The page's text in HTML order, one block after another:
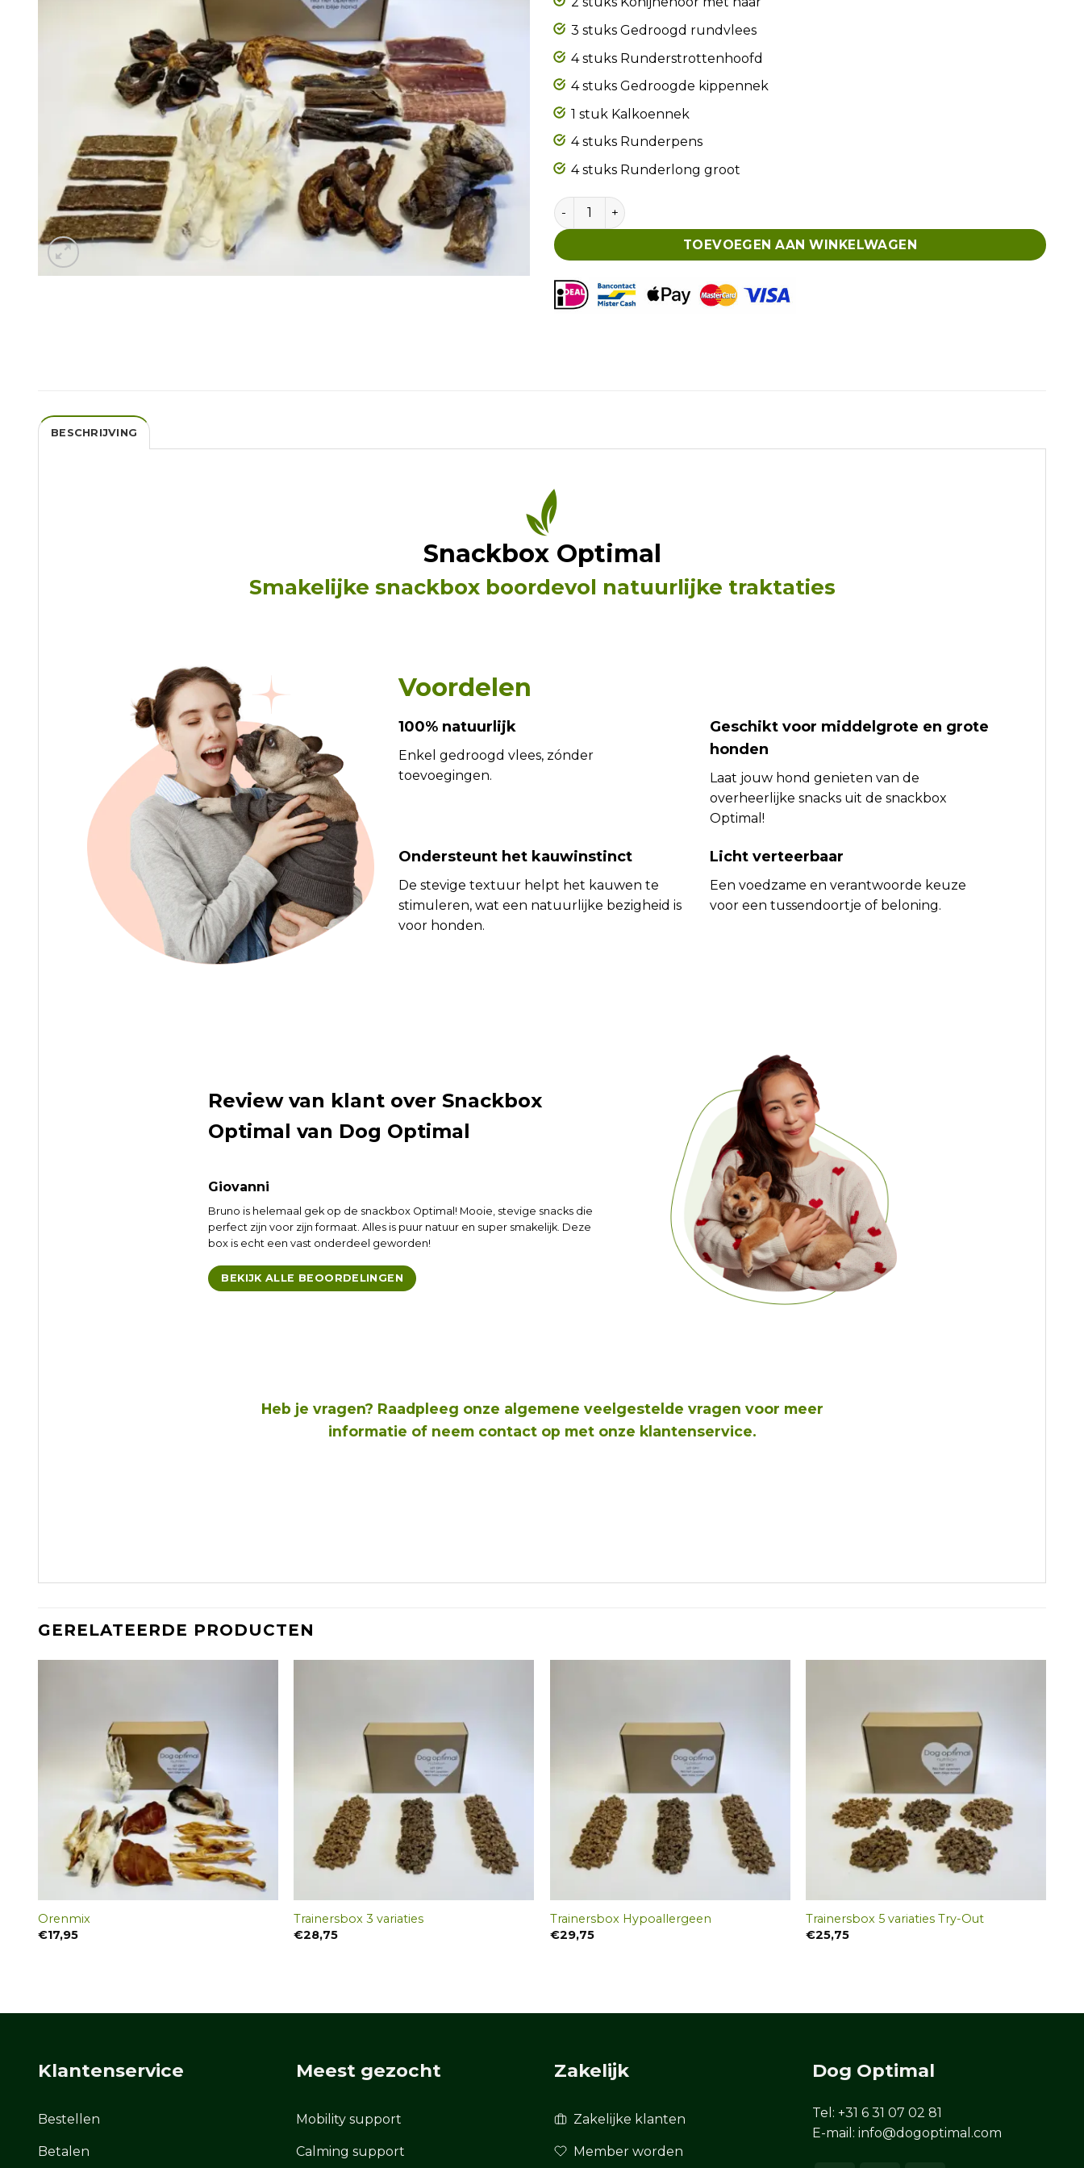
3 stuks Gedroogd rundvlees
4 stuks Runderstrottenhoofd
4 stuks Gedroogde kippennek
1 stuk Kalkoennek
4 stuks Runderpens
4 stuks Runderlong groot
Snackbox Optimal aantal
TOEVOEGEN AAN WINKELWAGEN
BESCHRIJVING
Snackbox Optimal
Smakelijke snackbox boordevol natuurlijke traktaties
Voordelen
100% natuurlijk
Enkel gedroogd vlees, zónder
toevoegingen.
Geschikt voor middelgrote en grote
honden
Laat jouw hond genieten van de
overheerlijke snacks uit de snackbox
Optimal!
Ondersteunt het kauwinstinct
De stevige textuur helpt het kauwen te
stimuleren, wat een natuurlijke bezigheid is
voor honden.
Licht verteerbaar
Een voedzame en verantwoorde keuze
voor een tussendoortje of beloning.
Review van klant over Snackbox
Optimal van Dog Optimal
Giovanni
Bruno is helemaal gek op de snackbox Optimal! Mooie, stevige snacks die
perfect zijn voor zijn formaat. Alles is puur natuur en super smakelijk. Deze
box is echt een vast onderdeel geworden!
BEKIJK ALLE BEOORDELINGEN
Heb je vragen? Raadpleeg onze algemene veelgestelde vragen voor meer
informatie of neem contact op met onze klantenservice.
GERELATEERDE PRODUCTEN
Orenmix
€17,95
Trainersbox 3 variaties
€28,75
Trainersbox Hypoallergeen
€29,75
Trainersbox 5 variaties Try-Out
€25,75
Klantenservice
Bestellen
Betalen
Meest gezocht
Mobility support
Calming support
Zakelijk
Zakelijke klanten
Member worden
Dog Optimal
Tel: +31 6 31 07 02 81
E-mail: info@dogoptimal.com
Nee, dankje